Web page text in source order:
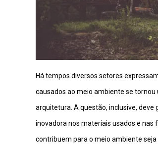
Há tempos diversos setores
causados ao meio ambiente se
arquitetura. A questão, inclusive,
inovadora nos materiais usados ​​e
contribuem para o meio ambiente